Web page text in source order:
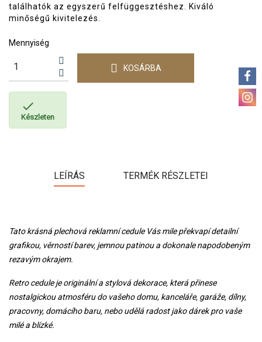
találhatók az egyszerű felfüggesztéshez. Kiváló
minőségű kivitelezés.
Mennyiség
KOSÁRBA

Készleten
LEÍRÁS TERMÉK RÉSZLETEI
Tato krásná plechová reklamní cedule Vás mile překvapí detailní
grafikou, věrností barev, jemnou patinou a dokonale napodobeným
rezavým okrajem.
Retro cedule je originální a stylová dekorace, která přinese
nostalgickou atmosféru do vašeho domu, kanceláře, garáže, dílny,
pracovny, domácího baru, nebo udělá radost jako dárek pro vaše
milé a blízké.